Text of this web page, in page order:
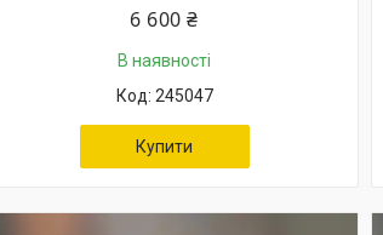
6 600 ₴
В наявності
245047
Купити